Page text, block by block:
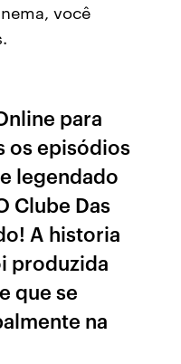
você
para
os episódios
legendado
Clube Das
A historia
produzida
que se
na